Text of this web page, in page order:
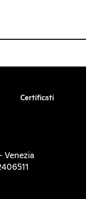
Certificati
Venezia